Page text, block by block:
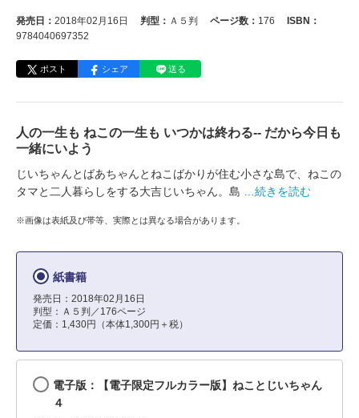
発売日： 2018年02月16日 判型： Ａ５判 ページ数： 176
ISBN：
9784040697352
ポスト シェア 送る
人の一生も ねこの一生も いつかは終わる-- だから今日も
一緒にいよう
じいちゃんとばあちゃんとねこばかりが住む小さな島で、ねこの
タマと二人暮らしをする大吉じいちゃん。島
…続きを読む
※画像は表紙及び帯等、実際とは異なる場合があります。
紙書籍
発売日：2018年02月16日
判型：Ａ５判／176ページ
定価：1,430円（本体1,300円＋税）
電子版：【電子限定フルカラー版】ねことじいちゃん
４